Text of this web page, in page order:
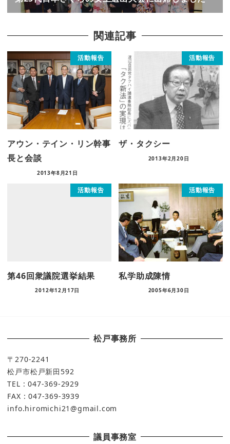
関連記事
活動報告
アウン・テイン・リン幹事
長と会談
2013年8月21日
活動報告
ザ・タクシー
2013年2月20日
活動報告
第46回衆議院選挙結果
2012年12月17日
活動報告
私学助成陳情
2005年6月30日
松戸事務所
〒270-2241
松戸市松戸新田592
TEL : 047-369-2929
FAX : 047-369-3939
info.hiromichi21@gmail.com
議員事務室